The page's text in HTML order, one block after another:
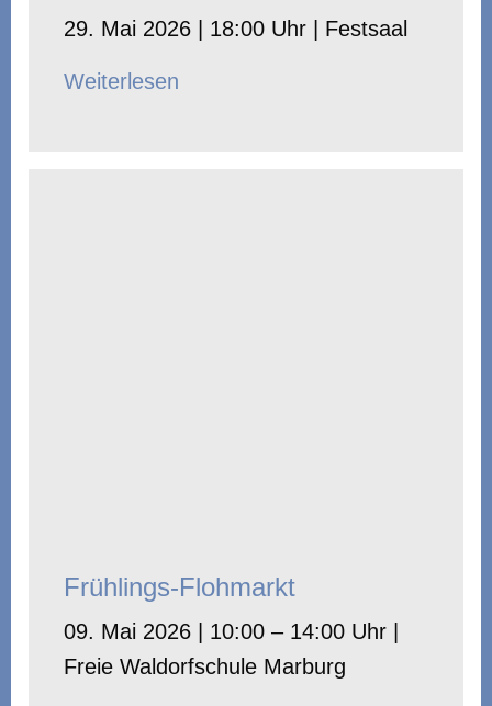
29. Mai 2026 | 18:00 Uhr | Festsaal
Weiterlesen
Frühlings-Flohmarkt
09. Mai 2026 | 10:00 – 14:00 Uhr |
Freie Waldorfschule Marburg